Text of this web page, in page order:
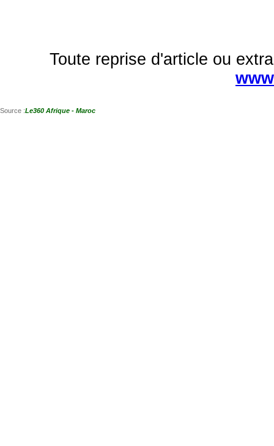
Toute reprise d'article ou
Source :Le360 Afrique - Maroc